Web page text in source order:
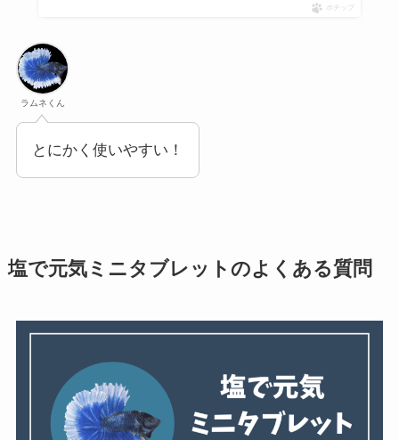
ポチップ
ラムネくん
とにかく使いやすい！
塩で元気ミニタブレットのよくある質問